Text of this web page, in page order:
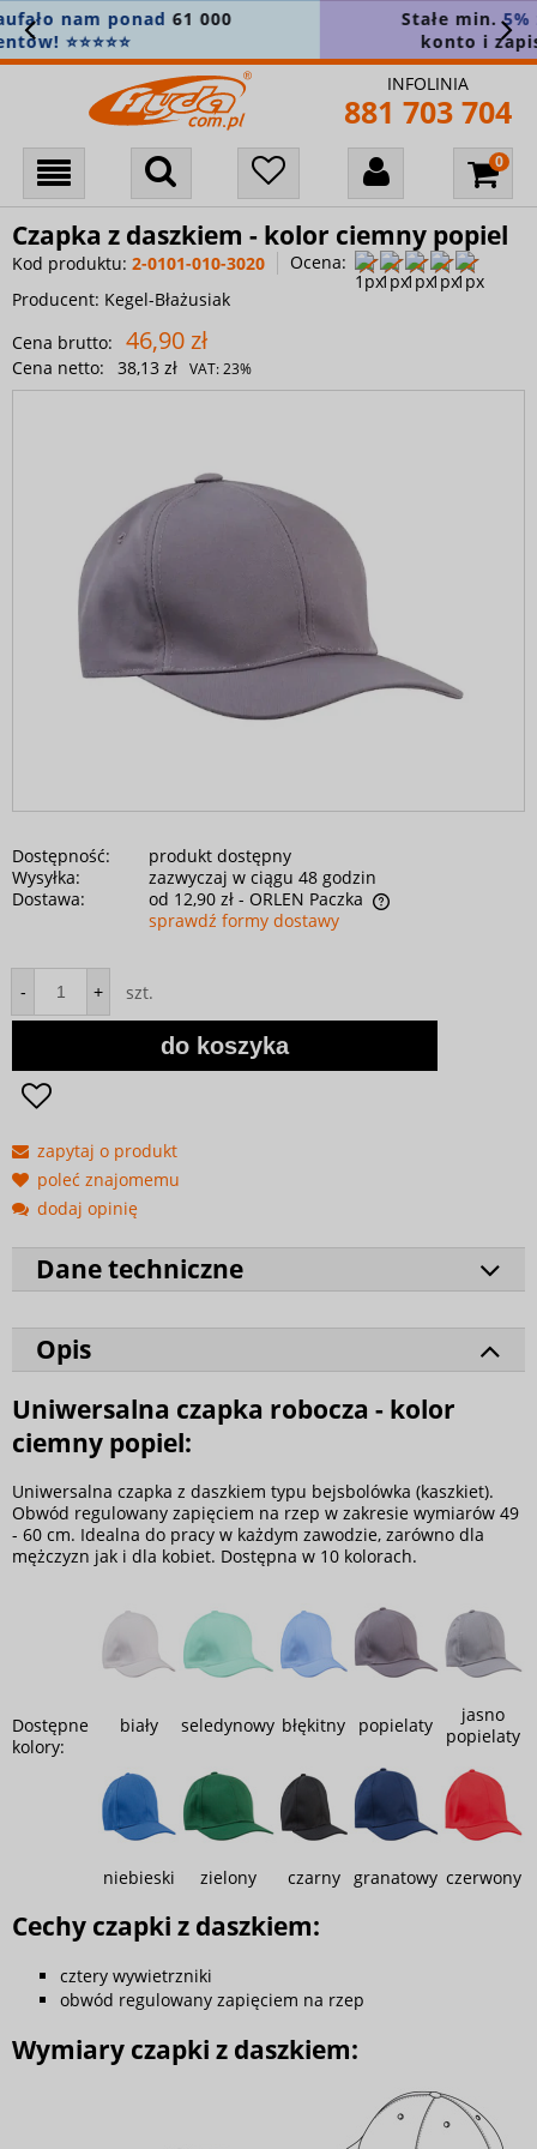
Stałe min.5% zniżki na wszystko
! Załóż
konto i zapisz się do newslettera 🎁
INFOLINIA
881 703 704
Czapka z daszkiem - kolor ciemny popiel
Kod produktu: 2-0101-010-3020
Ocena:
Producent: Kegel-Błażusiak
Cena brutto:
46,90 zł
Cena netto: 38,13 zł VAT:23%
Dostępność:
produkt dostępny
Wysyłka:
zazwyczaj w ciągu 48 godzin
Dostawa:
od 12,90 zł - ORLEN Paczka
sprawdź formy dostawy
- + szt.
do koszyka
zapytaj o produkt
poleć znajomemu
dodaj opinię
Dane techniczne
Opis
Uniwersalna czapka robocza - kolor
ciemny popiel:
Uniwersalna czapka z daszkiem typu bejsbolówka (kaszkiet).
Obwód regulowany zapięciem na rzep w zakresie wymiarów 49
- 60 cm. Idealna do pracy w każdym zawodzie, zarówno dla
mężczyzn jak i dla kobiet. Dostępna w 10 kolorach.
Dostępne
kolory:
biały seledynowy błękitny popielaty
jasno
popielaty
niebieski zielony czarny granatowy czerwony
Cechy czapki z daszkiem:
cztery wywietrzniki
obwód regulowany zapięciem na rzep
Wymiary czapki z daszkiem: